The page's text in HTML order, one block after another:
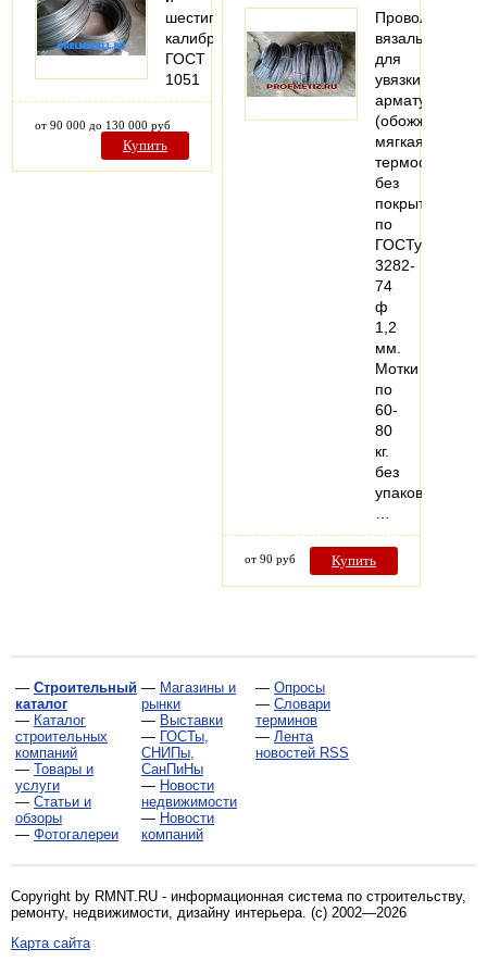
шестигранник
калиброванный
ГОСТ
1051
от 90 000 до 130 000 руб
Купить
Проволока
вязальная
для
увязки
арматуры
(обожженая,
мягкая,
без
покрытия
по
ГОСТу
3282-
74
ф
1,2
мм.
Мотки
по
60-
80
кг.
без
упаковки.
от 90 руб Купить
— Строительный
каталог
— Каталог
строительных
компаний
— Товары и
услуги
— Статьи и
обзоры
— Фотогалереи
— Магазины и
рынки
— Выставки
— ГОСТы,
СНИПы,
СанПиНы
— Новости
недвижимости
— Новости
компаний
— Опросы
— Словари
терминов
— Лента
новостей RSS
Copyright by RMNT.RU - информационная система по строительству,
ремонту, недвижимости, дизайну интерьера . (c) 2002—2026
Карта сайта